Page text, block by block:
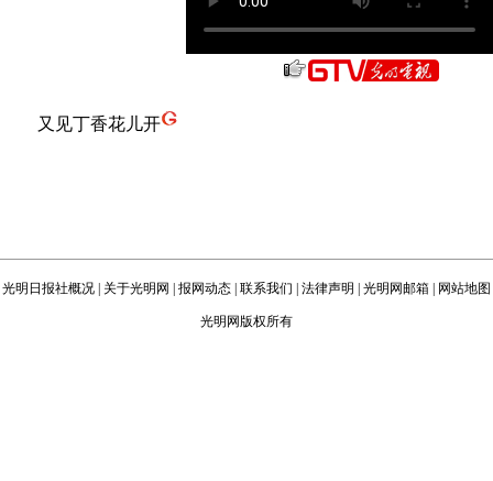
又见丁香花儿开
光明日报社概况 关于光明网 报网动态 联系我们 法律声明 光明网邮箱 网站地图
光明网版权所有